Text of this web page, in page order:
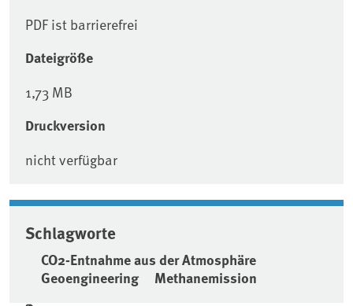
PDF ist barrierefrei
Dateigröße
1,73 MB
Druckversion
nicht verfügbar
Schlagworte
CO2-Entnahme aus der Atmosphäre
Geoengineering
Methanemission